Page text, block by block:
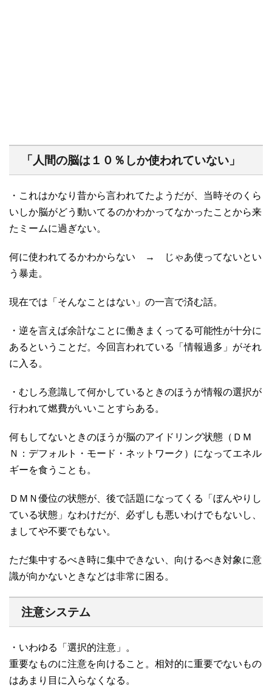
「人間の脳は１０％しか使われていない」
・これはかなり昔から言われてたようだが、当時そのくら
いしか脳がどう動いてるのかわかってなかったことから来
たミームに過ぎない。
何に使われてるかわからない → じゃあ使ってないとい
う暴走。
現在では「そんなことはない」の一言で済む話。
・逆を言えば余計なことに働きまくってる可能性が十分に
あるということだ。今回言われている「情報過多」がそれ
に入る。
・むしろ意識して何かしているときのほうが情報の選択が
行われて燃費がいいことすらある。
何もしてないときのほうが脳のアイドリング状態（ＤＭ
Ｎ：デフォルト・モード・ネットワーク）になってエネル
ギーを食うことも。
ＤＭＮ優位の状態が、後で話題になってくる「ぼんやりし
ている状態」なわけだが、必ずしも悪いわけでもないし、
ましてや不要でもない。
ただ集中するべき時に集中できない、向けるべき対象に意
識が向かないときなどは非常に困る。
注意システム
・いわゆる「選択的注意」。
重要なものに注意を向けること。相対的に重要でないもの
はあまり目に入らなくなる。